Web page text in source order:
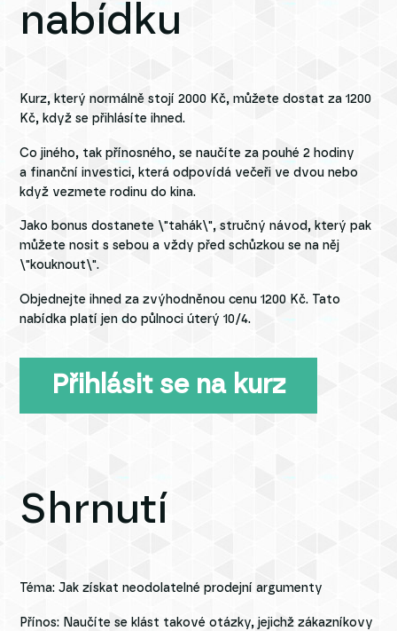
nabídku
Kurz, který normálně stojí 2000 Kč, můžete dostat za 1200
Kč, když se přihlásíte ihned.
Co jiného, tak přínosného, se naučíte za pouhé 2 hodiny
a finanční investici, která odpovídá večeři ve dvou nebo
když vezmete rodinu do kina.
Jako bonus dostanete \"tahák\", stručný návod, který pak
můžete nosit s sebou a vždy před schůzkou se na něj
\"kouknout\".
Objednejte ihned za zvýhodněnou cenu 1200 Kč. Tato
nabídka platí jen do půlnoci úterý 10/4.
Přihlásit se na kurz
Shrnutí
Téma: Jak získat neodolatelné prodejní argumenty
Přínos: Naučíte se klást takové otázky, jejichž zákazníkovy